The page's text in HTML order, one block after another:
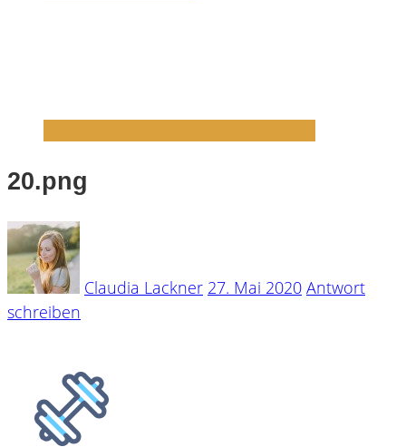
20.png
Claudia Lackner 27. Mai 2020 Antwort
schreiben